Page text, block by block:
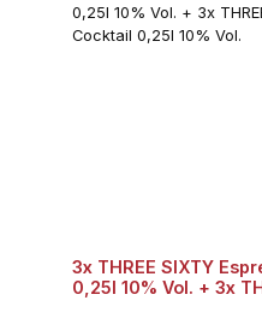
3x THREE SIXTY
0,25l 10% Vol. + 3x